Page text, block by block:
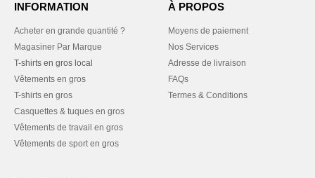
INFORMATION
Acheter en grande quantité ?
Magasiner Par Marque
T-shirts en gros local
Vêtements en gros
T-shirts en gros
Casquettes & tuques en gros
Vêtements de travail en gros
Vêtements de sport en gros
À PROPOS
Moyens de paiement
Nos Services
Adresse de livraison
FAQs
Termes & Conditions